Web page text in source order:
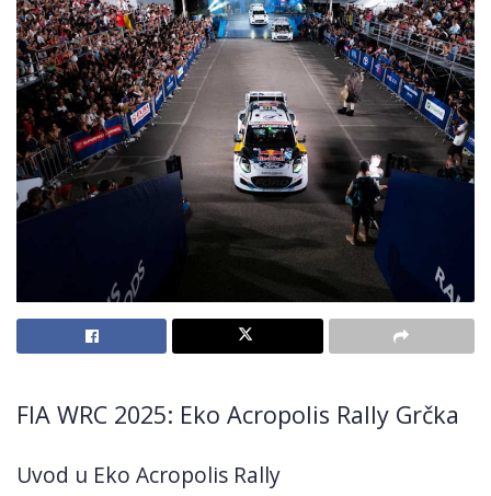
FIA WRC 2025: Eko Acropolis Rally Grčka
Uvod u Eko Acropolis Rally